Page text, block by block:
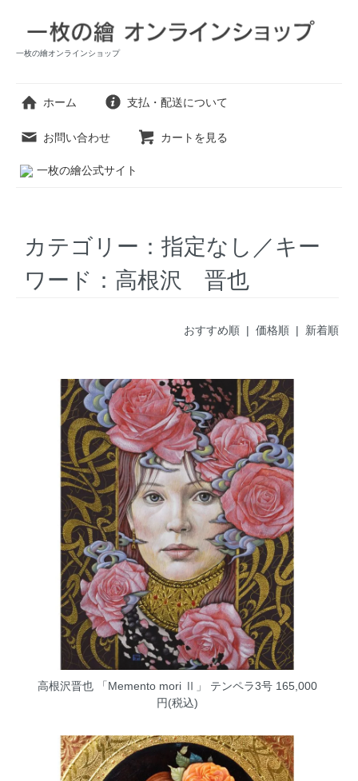
一枚の繪オンラインショップ
ホーム 支払・配送について
お問い合わせ カートを見る
一枚の繪公式サイト
カテゴリー：指定なし／キー
ワード：高根沢 晋也
おすすめ順 | 価格順| 新着順
高根沢晋也 「Memento mori Ⅱ」 テンペラ3号165,000
円(税込)